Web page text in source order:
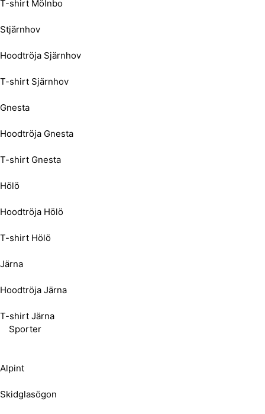
T-shirt Mölnbo
Stjärnhov
Hoodtröja Sjärnhov
T-shirt Sjärnhov
Gnesta
Hoodtröja Gnesta
T-shirt Gnesta
Hölö
Hoodtröja Hölö
T-shirt Hölö
Järna
Hoodtröja Järna
T-shirt Järna
Sporter
Alpint
Skidglasögon